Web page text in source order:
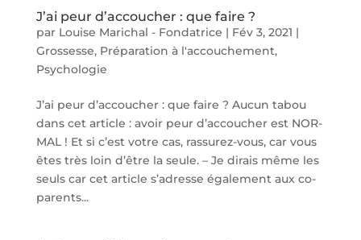
J’ai peur d’accoucher : que faire ?
par Louise Marichal - Fondatrice | Fév 3, 2021 |
Grossesse, Préparation à l'accouchement,
Psychologie
J’ai peur d’accoucher : que faire ? Aucun tabou
dans cet article : avoir peur d’accoucher est NOR-
MAL ! Et si c’est votre cas, rassurez-vous, car vous
êtes très loin d’être la seule. – Je dirais même les
seuls car cet article s’adresse également aux co-
parents...